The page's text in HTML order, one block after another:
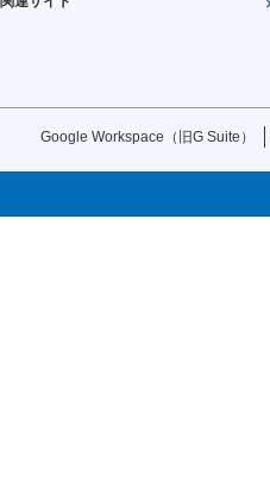
Google Workspace（旧G Suite）